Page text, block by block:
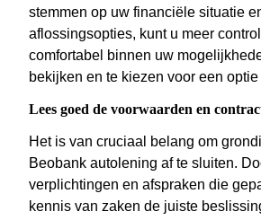
stemmen op uw financiële situatie
aflossingsopties, kunt u meer
comfortabel binnen uw
bekijken en te kiezen voor een
Lees goed de voorwaarden en
Het is van cruciaal belang om
Beobank autolening af te sluiten.
verplichtingen en afspraken die
kennis van zaken de juiste